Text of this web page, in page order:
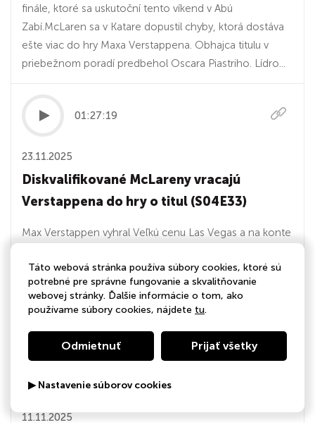
finále, ktoré sa uskutoční tento víkend v Abú
Zabí.McLaren sa v Katare dopustil chyby, ktorá dostáva
ešte viac do hry Maxa Verstappena. Obhajca titulu v
priebežnom poradí predbehol Oscara Piastriho. Lídro...
01:27:19
23.11.2025
Diskvalifikované McLareny vracajú
Verstappena do hry o titul (S04E33)
Max Verstappen vyhral Veľkú cenu Las Vegas a na konte
jazdcov F1. Diskvalifikácia McLarenu znamená, že sa
dotiahol na druhého Oscara Piastriho, s ktorým stráca
na Landa Norrisa už len 24 bodov. Zaujímavé veci sa
11.11.2025
Táto webová stránka používa súbory cookies, ktoré sú
potrebné pre správne fungovanie a skvalitňovanie
webovej stránky. Ďalšie informácie o tom, ako
používame súbory cookies, nájdete tu.
Odmietnuť Prijať všetky
▶ Nastavenie súborov cookies